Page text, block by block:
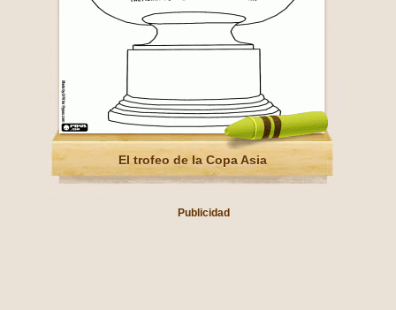
El trofeo de la Copa Asia
Publicidad